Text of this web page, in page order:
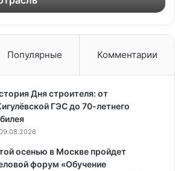
Популярные Комментарии
Дня строителя: от
ГЭС до 70-летнего
осенью в Москве пройдет
форум «Обучение